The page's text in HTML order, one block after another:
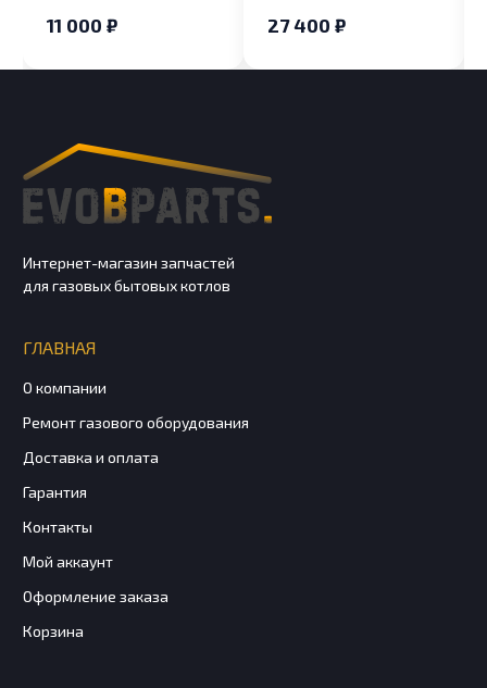
11 000 ₽
ClasPremium 24-30
27 400 ₽
Интернет-магазин запчастей
для газовых бытовых котлов
ГЛАВНАЯ
О компании
Ремонт газового оборудования
Доставка и оплата
Гарантия
Контакты
Мой аккаунт
Оформление заказа
Корзина